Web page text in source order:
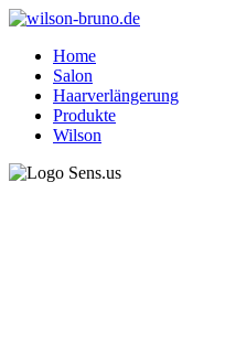
Home
Salon
Haarverlängerung
Produkte
Wilson